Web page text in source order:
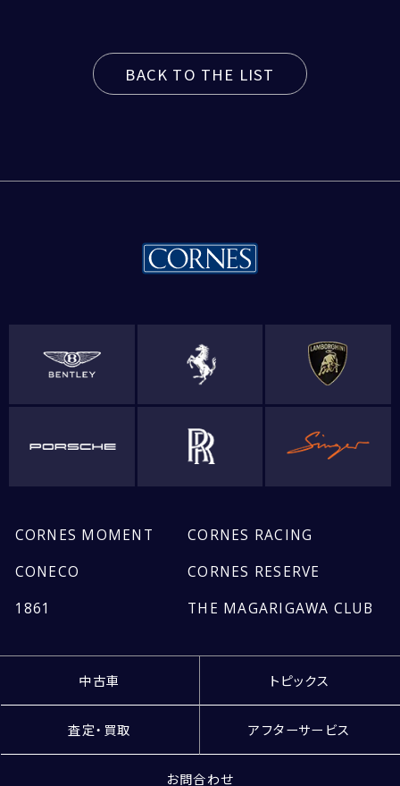
BACK TO THE LIST
CORNES MOMENT
CORNES RACING
CONECO
CORNES RESERVE
1861
THE MAGARIGAWA CLUB
中古車 トピックス
査定・買取 アフターサービス
お問合わせ